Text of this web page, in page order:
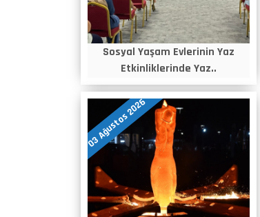
Sosyal Yaşam Evlerinin Yaz
Etkinliklerinde Yaz..
03 Ağustos 2026